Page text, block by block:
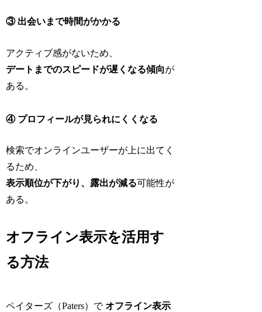
③ 出会いまで時間がかかる
アクティブ感がないため、
デートまでのスピードが遅くなる傾向が
ある。
④ プロフィールが見られにくくなる
検索でオンラインユーザーが上に出てく
るため、
表示順位が下がり、露出が減る可能性が
ある。
オフライン表示を活用す
る方法
ペイターズ（Paters）でオフライン表示